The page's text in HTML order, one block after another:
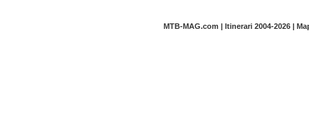
MTB-MAG.com | Itinerari 2004-2026 |